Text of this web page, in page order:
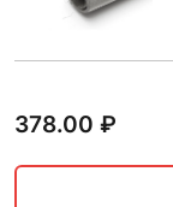
378.00 ₽